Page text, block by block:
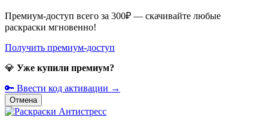
Премиум-доступ всего за 300₽ — скачивайте любые
раскраски мгновенно!
Получить премиум-доступ
💎 Уже купили премиум?
🔑 Ввести код активации →
Отмена